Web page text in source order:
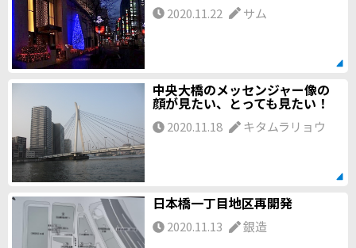
2020.11.22 サム
中央大橋のメッセンジャー像の
顔が見たい、とっても見たい！
2020.11.18 キタムラリョウ
日本橋一丁目地区再開発
2020.11.13 銀造